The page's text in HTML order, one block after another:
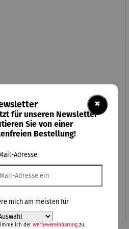
– Essenza
×
für unseren Newsletter
Sie von einer
Bestellung!
Adresse
mich am meisten für
ich der Werbevereinbarungzu.